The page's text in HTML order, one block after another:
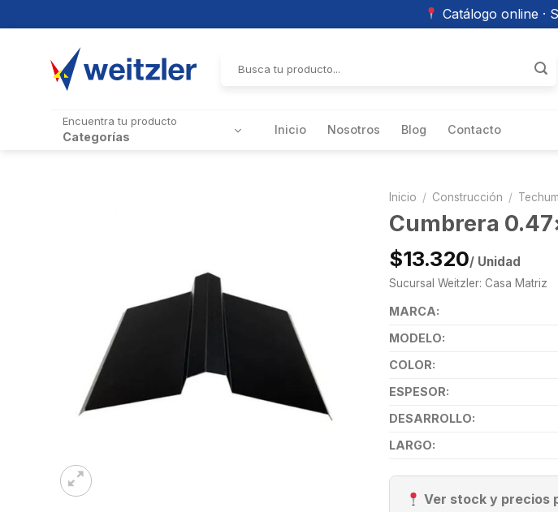
Catálogo online ·
por:
Encuentra tu producto
Categorías Inicio Nosotros Blog Contacto
Inicio / Construcción /
Cumbrera
$13.320/ Unidad
Sucursal Weitzler: Casa Matriz
MARCA:
MODELO:
COLOR:
ESPESOR:
DESARROLLO:
LARGO:
Ver stock y precios